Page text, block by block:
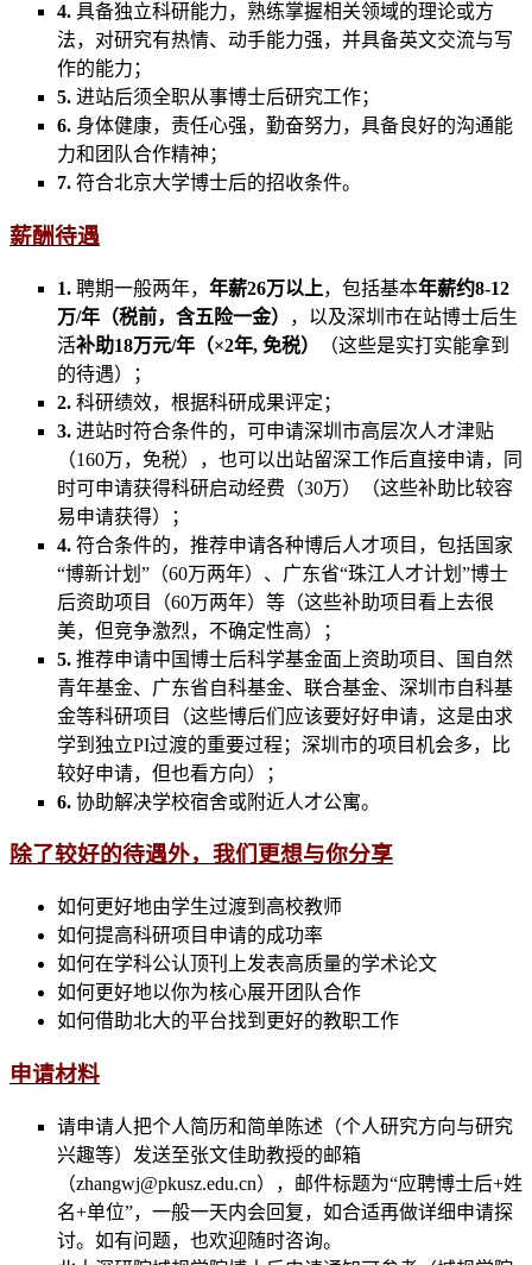
4. 具备独立科研能力，熟练掌握相关领域的理论或方
法，对研究有热情、动手能力强，并具备英文交流与写
作的能力；
5. 进站后须全职从事博士后研究工作；
6. 身体健康，责任心强，勤奋努力，具备良好的沟通能
力和团队合作精神；
7. 符合北京大学博士后的招收条件。
薪酬待遇
1. 聘期一般两年， 年薪26万以上，包括基本年薪约8-12
万/年（税前，含五险一金）
，以及深圳市在站博士后生
活补助18万元/年（×2年, 免税）
（这些是实打实能拿到
的待遇）；
2. 科研绩效，根据科研成果评定；
3. 进站时符合条件的，可申请深圳市高层次人才津贴
（160万，免税），也可以出站留深工作后直接申请，同
时可申请获得科研启动经费（30万）（这些补助比较容
易申请获得）；
4. 符合条件的，推荐申请各种博后人才项目，包括国家
“博新计划”（60万两年）、广东省“珠江人才计划”博士
后资助项目（60万两年）等（这些补助项目看上去很
美，但竞争激烈，不确定性高）；
5. 推荐申请中国博士后科学基金面上资助项目、国自然
青年基金、广东省自科基金、联合基金、深圳市自科基
金等科研项目（这些博后们应该要好好申请，这是由求
学到独立PI过渡的重要过程；深圳市的项目机会多，比
较好申请，但也看方向）；
6. 协助解决学校宿舍或附近人才公寓。
除了较好的待遇外，我们更想与你分享
如何更好地由学生过渡到高校教师
如何提高科研项目申请的成功率
如何在学科公认顶刊上发表高质量的学术论文
如何更好地以你为核心展开团队合作
如何借助北大的平台找到更好的教职工作
申请材料
请申请人把个人简历和简单陈述（个人研究方向与研究
兴趣等）发送至张文佳助教授的邮箱
（zhangwj@pkusz.edu.cn），邮件标题为“应聘博士后+姓
名+单位”，一般一天内会回复，如合适再做详细申请探
讨。如有问题，也欢迎随时咨询。